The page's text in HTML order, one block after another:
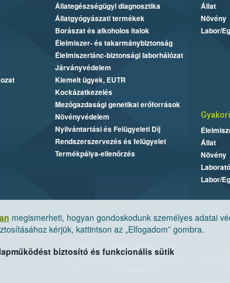
megismerheti, hogyan gondoskodunk személyes adatai
kérjük, kattintson az „Elfogadom” gombra.
biztosító és funkcionális sütik
Állategészségügyi diagnosztika
Állatgyógyászati termékek
Borászat és alkoholos italok
Élelmiszer- és takarmánybiztonság
Élelmiszerlánc-biztonsági laborhálózat
Járványvédelem
Kiemelt ügyek, EUTR
Kockázatkezelés
Mezőgazdasági genetikai erőforrások
Növényvédelem
Nyilvántartási és Felügyeleti Díj
Rendszerszervezés és felügyelet
Termékpálya-ellenőrzés
Állat
Növény
Labor/
Állat
Növény
Labor/
Nemzeti Élelmiszerlánc-biztonsági Hivatal